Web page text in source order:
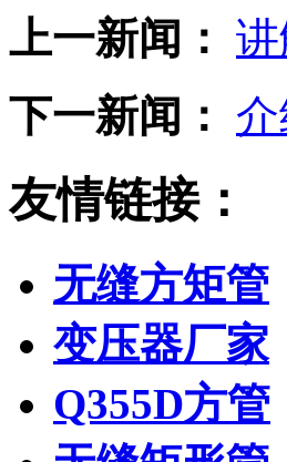
上一新闻：
下一新闻：
友情链接：
无缝方矩管
变压器厂家
Q355D方管